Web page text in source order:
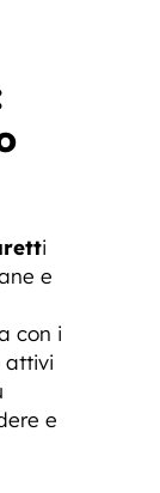
i
e
con i
attivi
e